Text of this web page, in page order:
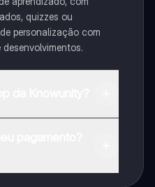
quizzes ou
personalização com